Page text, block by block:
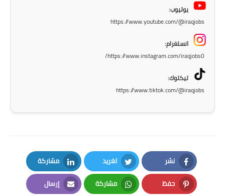
المرحلة الابتدائية
المرحلة الاعدادية
مواضيع انشاء
يوتيوب:
https://www.youtube.com/@iraqjobs
انستغرام:
https://www.instagram.com/iraqjobs0/
تيكتوك:
https://www.tiktok.com/@iraqjobs
نشر
Facebook
تغريد
Twitter
مشاركة
LinkedIn
حفظ مشاركة إرسال